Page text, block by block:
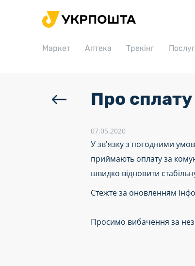
Маркет Аптека Трекінг
Головна
Аптека
Про сплату
07.05.2020
У зв'язку з погодними
приймають оплату за
швидко відновити
Стежте за оновленням
Просимо вибачення за